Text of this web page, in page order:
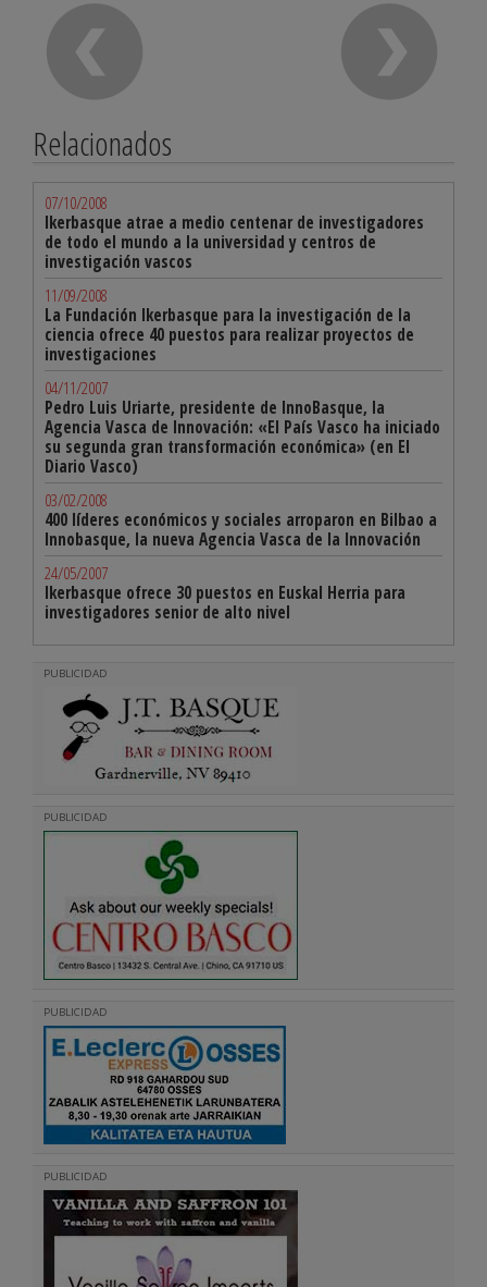
Relacionados
07/10/2008
Ikerbasque atrae a medio centenar de investigadores
de todo el mundo a la universidad y centros de
investigación vascos
11/09/2008
La Fundación Ikerbasque para la investigación de la
ciencia ofrece 40 puestos para realizar proyectos de
investigaciones
04/11/2007
Pedro Luis Uriarte, presidente de InnoBasque, la
Agencia Vasca de Innovación: «El País Vasco ha iniciado
su segunda gran transformación económica» (en El
Diario Vasco)
03/02/2008
400 líderes económicos y sociales arroparon en Bilbao a
Innobasque, la nueva Agencia Vasca de la Innovación
24/05/2007
Ikerbasque ofrece 30 puestos en Euskal Herria para
investigadores senior de alto nivel
PUBLICIDAD
PUBLICIDAD
PUBLICIDAD
PUBLICIDAD